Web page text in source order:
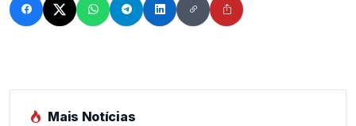
Mais Notícias